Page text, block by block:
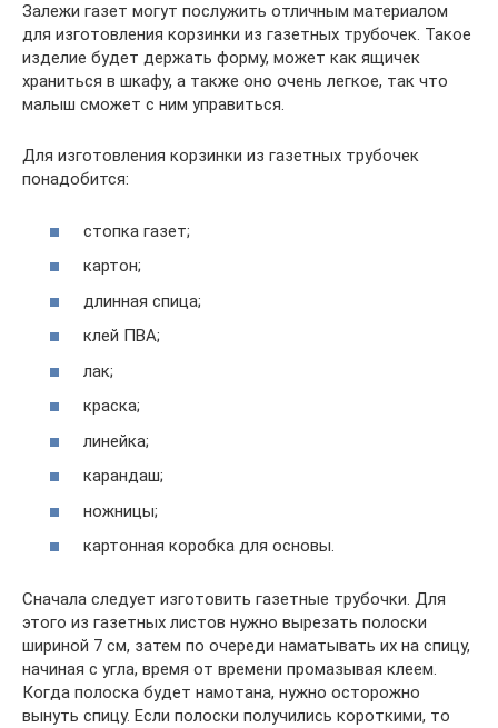
Залежи газет могут послужить отличным материалом
для изготовления корзинки из газетных трубочек. Такое
изделие будет держать форму, может как ящичек
храниться в шкафу, а также оно очень легкое, так что
малыш сможет с ним управиться.
Для изготовления корзинки из газетных трубочек
понадобится:
стопка газет;
картон;
длинная спица;
клей ПВА;
лак;
краска;
линейка;
карандаш;
ножницы;
картонная коробка для основы.
Сначала следует изготовить газетные трубочки. Для
этого из газетных листов нужно вырезать полоски
шириной 7 см, затем по очереди наматывать их на спицу,
начиная с угла, время от времени промазывая клеем.
Когда полоска будет намотана, нужно осторожно
вынуть спицу. Если полоски получились короткими, то